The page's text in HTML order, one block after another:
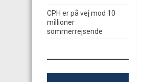
CPH er på vej mod 10
millioner
sommerrejsende